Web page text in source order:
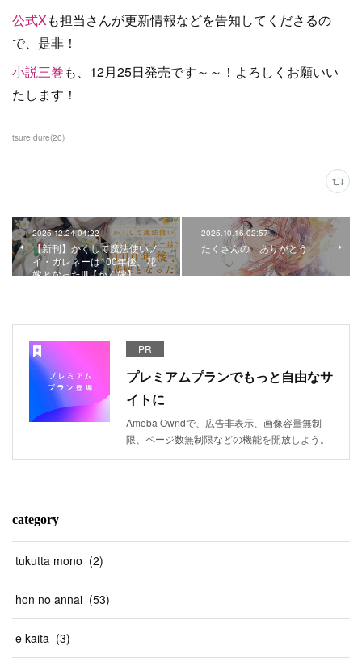
公式Xも担当さんが更新情報などを告知してくださるの
で、是非！
小説三巻も、12月25日発売です～～！よろしくお願いい
たします！
tsure dure(20)
2025.12.24 04:22
【新刊】かくして魔法使いノ
イ・ガレネーは100年後、花
嫁となったIII【かく嫁】
2025.10.16 02:57
たくさんの ありがとう
PR
プレミアムプランでもっと自由なサ
イトに
Ameba Owndで、広告非表示、画像容量無制
限、ページ数無制限などの機能を開放しよう。
category
tukutta mono (2)
hon no annai (53)
e kaita (3)